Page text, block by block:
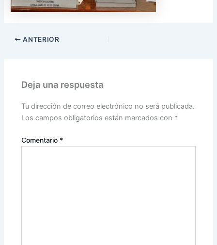
ANTERIOR
Deja una respuesta
Tu dirección de correo electrónico no será publicada.
Los campos obligatorios están marcados con *
Comentario *